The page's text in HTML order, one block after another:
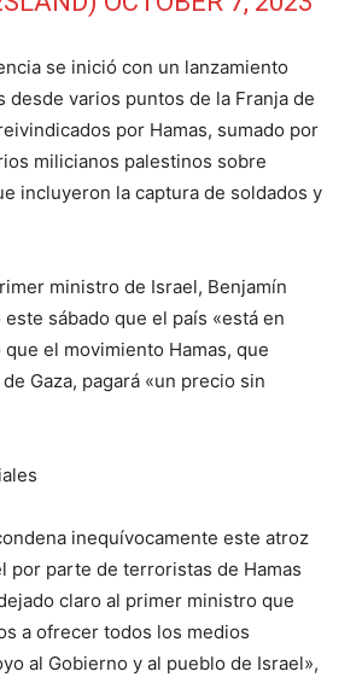
se inició con un lanzamiento
desde varios puntos de la Franja de
por Hamas, sumado por
milicianos palestinos sobre
incluyeron la captura de soldados y
ministro de Israel, Benjamín
sábado que el país «está en
el movimiento Hamas, que
Gaza, pagará «un precio sin
inequívocamente este atroz
por parte de terroristas de Hamas
claro al primer ministro que
a ofrecer todos los medios
al Gobierno y al pueblo de Israel»,